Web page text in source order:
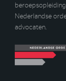
Nederlandse
advocaten.